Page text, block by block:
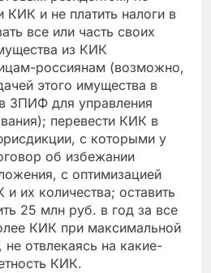
КИК и не платить налоги в
все или часть своих
из КИК
россиянам (возможно,
этого имущества в
ЗПИФ для управления
перевести КИК в
с которыми у
об избежании
с оптимизацией
их количества; оставить
25 млн руб. в год за все
КИК при максимальной
отвлекаясь на какие-
КИК.